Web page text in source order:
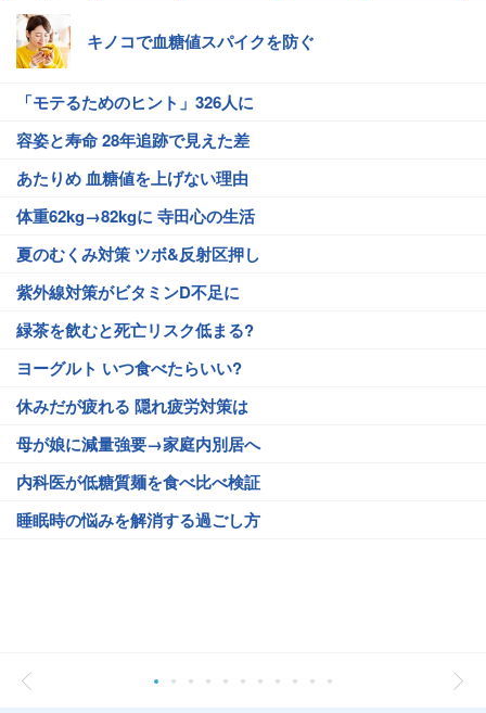
キノコで血糖値スパイクを防ぐ
「モテるためのヒント」326人に
容姿と寿命 28年追跡で見えた差
あたりめ 血糖値を上げない理由
体重62kg→82kgに 寺田心の生活
夏のむくみ対策 ツボ&反射区押し
紫外線対策がビタミンD不足に
緑茶を飲むと死亡リスク低まる?
ヨーグルト いつ食べたらいい?
休みだが疲れる 隠れ疲労対策は
母が娘に減量強要→家庭内別居へ
内科医が低糖質麺を食べ比べ検証
睡眠時の悩みを解消する過ごし方